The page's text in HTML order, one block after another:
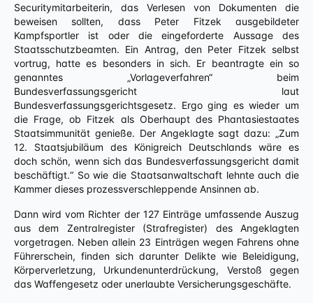
Securitymitarbeiterin, das Verlesen von Dokumenten die
beweisen sollten, dass Peter Fitzek ausgebildeter
Kampfsportler ist oder die eingeforderte Aussage des
Staatsschutzbeamten. Ein Antrag, den Peter Fitzek selbst
vortrug, hatte es besonders in sich. Er beantragte ein so
genanntes „Vorlageverfahren“ beim
Bundesverfassungsgericht laut
Bundesverfassungsgerichtsgesetz. Ergo ging es wieder um
die Frage, ob Fitzek als Oberhaupt des Phantasiestaates
Staatsimmunität genieße. Der Angeklagte sagt dazu: „Zum
12. Staatsjubiläum des Königreich Deutschlands wäre es
doch schön, wenn sich das Bundesverfassungsgericht damit
beschäftigt.“ So wie die Staatsanwaltschaft lehnte auch die
Kammer dieses prozessverschleppende Ansinnen ab.
Dann wird vom Richter der 127 Einträge umfassende Auszug
aus dem Zentralregister (Strafregister) des Angeklagten
vorgetragen. Neben allein 23 Einträgen wegen Fahrens ohne
Führerschein, finden sich darunter Delikte wie Beleidigung,
Körperverletzung, Urkundenunterdrückung, Verstoß gegen
das Waffengesetz oder unerlaubte Versicherungsgeschäfte.